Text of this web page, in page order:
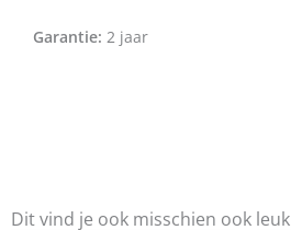
Garantie: 2 jaar
Dit vind je ook misschien ook leuk